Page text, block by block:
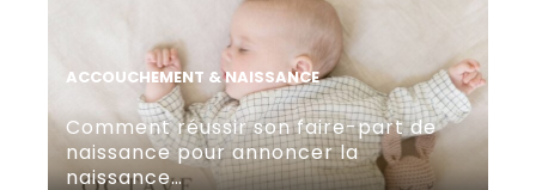
ACCOUCHEMENT & NAISSANCE
Comment réussir son faire-part de
naissance pour annoncer la
naissance…